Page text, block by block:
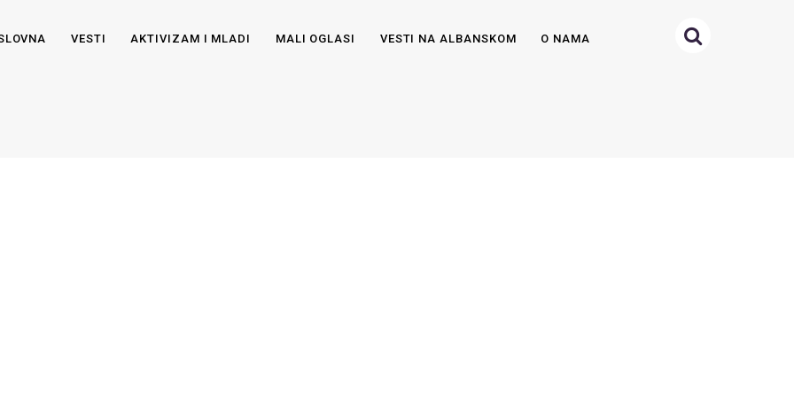
VESTI AKTIVIZAM I MLADI MALI OGLASI VESTI NA ALBANSKOM O NAMA